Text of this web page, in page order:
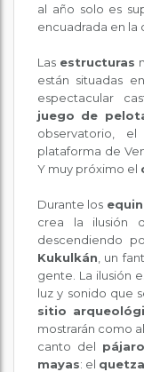
al año solo es
encuadrada en la
Las estructuras
están situadas
espectacular
juego de
observatorio,
plataforma de
Y muy próximo el
Durante los
crea la ilusión
descendiendo
Kukulkán , un
gente. La ilusión
luz y sonido que
sitio
mostrarán como
canto del
mayas: el